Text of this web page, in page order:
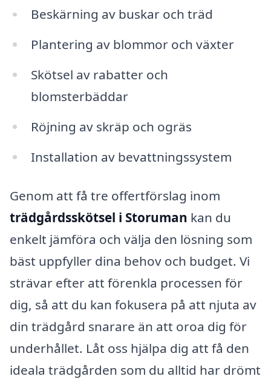
Beskärning av buskar och träd
Plantering av blommor och växter
Skötsel av rabatter och
blomsterbäddar
Röjning av skräp och ogräs
Installation av bevattningssystem
Genom att få tre offertförslag inom
trädgårdsskötsel i Storuman kan du
enkelt jämföra och välja den lösning som
bäst uppfyller dina behov och budget. Vi
strävar efter att förenkla processen för
dig, så att du kan fokusera på att njuta av
din trädgård snarare än att oroa dig för
underhållet. Låt oss hjälpa dig att få den
ideala trädgården som du alltid har drömt